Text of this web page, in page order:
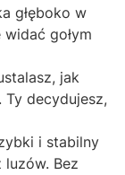
głęboko w
gołym
jak
Ty decydujesz,
i stabilny
Bez